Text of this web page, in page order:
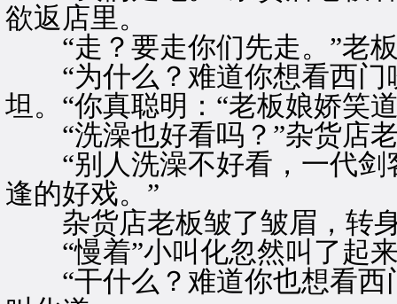
欲返店里。
“走？要走你们先走。”老
“为什么？难道你想看西门
坦。“你真聪明：“老板娘娇笑
“洗澡也好看吗？”杂货店
“别人洗澡不好看，一代剑
逢的好戏。”
杂货店老板皱了皱眉，转
“慢着”小叫化忽然叫了起
“干什么？难道你也想看西